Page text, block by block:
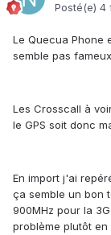
Posté(e) 4
Le Quecua Phone
semble pas
Les Crosscall à
le GPS soit donc
En import j'ai
ça semble un bon
900MHz pour la
problème plutôt